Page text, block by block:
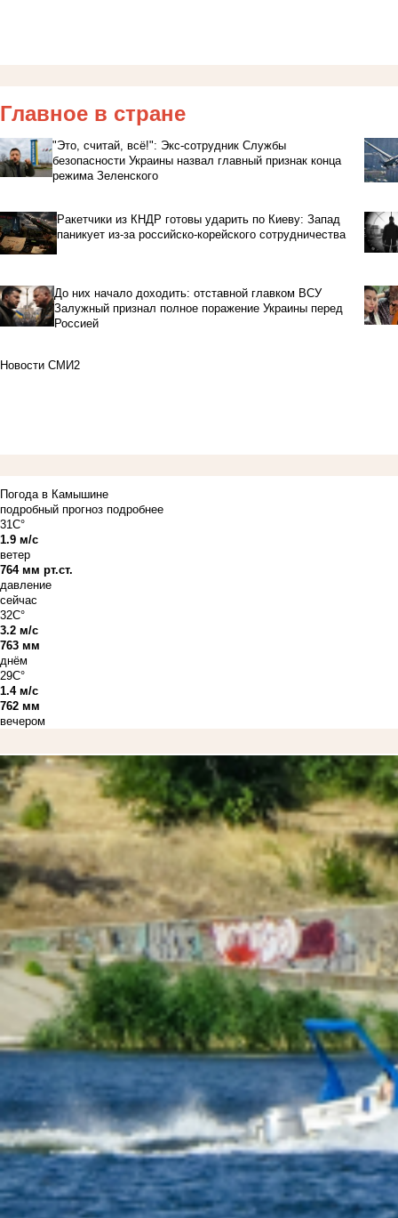
Главное в стране
"Это, считай, всё!": Экс-сотрудник Службы
безопасности Украины назвал главный признак конца
режима Зеленского
Ракетчики из КНДР готовы ударить по Киеву: Запад
паникует из-за российско-корейского сотрудничества
До них начало доходить: отставной главком ВСУ
Залужный признал полное поражение Украины перед
Россией
Новости СМИ2
Погода в Камышине
подробный прогноз подробнее
31C°
1.9 м/с
ветер
764 мм рт.ст.
давление
сейчас
32C°
3.2 м/с
763 мм
днём
29C°
1.4 м/с
762 мм
вечером